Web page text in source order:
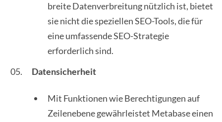
breite Datenverbreitung nützlich ist, bietet
sie nicht die speziellen SEO-Tools, die für
eine umfassende SEO-Strategie
erforderlich sind.
Datensicherheit
Mit Funktionen wie Berechtigungen auf
Zeilenebene gewährleistet Metabase einen